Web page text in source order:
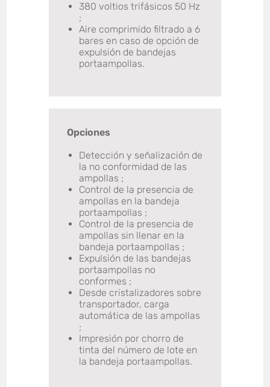
380 voltios trifásicos 50 Hz
;
Aire comprimido filtrado a 6
bares en caso de opción de
expulsión de bandejas
portaampollas.
Opciones
Detección y señalización de
la no conformidad de las
ampollas ;
Control de la presencia de
ampollas en la bandeja
portaampollas ;
Control de la presencia de
ampollas sin llenar en la
bandeja portaampollas ;
Expulsión de las bandejas
portaampollas no
conformes ;
Desde cristalizadores sobre
transportador, carga
automática de las ampollas
;
Impresión por chorro de
tinta del número de lote en
la bandeja portaampollas.